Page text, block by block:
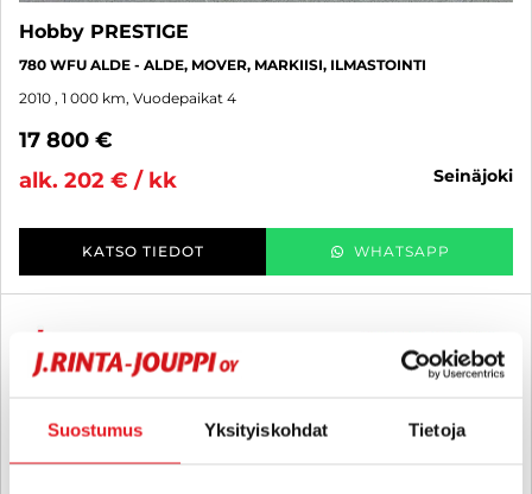
Suostumus Yksityiskohdat Tietoja
Hobby PRESTIGE
780 WFU ALDE - ALDE, MOVER, MARKIISI, ILMASTOINTI
2010 , 1 000 km, Vuodepaikat 4
17 800 €
alk. 202 € / kk
seinäjoki
KATSO TIEDOT WHATSAPP